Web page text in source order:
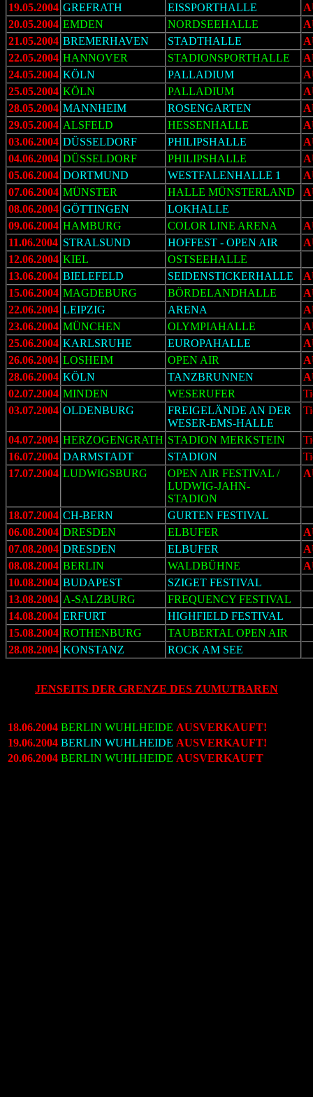
19.05.2004 GREFRATH EISSPORTHALLE
20.05.2004 EMDEN NORDSEEHALLE
21.05.2004 BREMERHAVEN STADTHALLE
22.05.2004 HANNOVER STADIONSPORTHALLE
24.05.2004 KÖLN PALLADIUM
25.05.2004 KÖLN PALLADIUM
28.05.2004 MANNHEIM ROSENGARTEN
29.05.2004 ALSFELD HESSENHALLE
03.06.2004 DÜSSELDORF PHILIPSHALLE
04.06.2004 DÜSSELDORF PHILIPSHALLE
05.06.2004 DORTMUND WESTFALENHALLE 1
07.06.2004 MÜNSTER HALLE MÜNSTERLAND
08.06.2004 GÖTTINGEN
LOKHALLE
09.06.2004 HAMBURG COLOR LINE ARENA
11.06.2004 STRALSUND HOFFEST - OPEN AIR
12.06.2004 KIEL
OSTSEEHALLE
13.06.2004 BIELEFELD SEIDENSTICKERHALLE
15.06.2004 MAGDEBURG BÖRDELANDHALLE
22.06.2004 LEIPZIG ARENA
23.06.2004 MÜNCHEN OLYMPIAHALLE A
25.06.2004 KARLSRUHE EUROPAHALLE A
26.06.2004 LOSHEIM OPEN AIR
28.06.2004 KÖLN TANZBRUNNEN
02.07.2004 MINDEN WESERUFER
03.07.2004 OLDENBURG
FREIGELÄNDE AN DER
WESER-EMS-HALLE
04.07.2004 HERZOGENGRATH STADION MERKSTEIN
16.07.2004 DARMSTADT STADION
17.07.2004 LUDWIGSBURG
OPEN AIR FESTIVAL /
LUDWIG-JAHN-
STADION
A
18.07.2004 CH-BERN
GURTEN FESTIVAL
06.08.2004 DRESDEN ELBUFER A
07.08.2004 DRESDEN ELBUFER A
08.08.2004 BERLIN WALDBÜHNE A
10.08.2004 BUDAPEST
SZIGET FESTIVAL
13.08.2004 A-SALZBURG
FREQUENCY FESTIVAL
14.08.2004 ERFURT
HIGHFIELD FESTIVAL
15.08.2004 ROTHENBURG
TAUBERTAL OPEN AIR
28.08.2004 KONSTANZ ROCK AM SEE
JENSEITS DER GRENZE DES ZUMUTBAREN
18.06.2004 BERLIN WUHLHEIDE AUSVERKAUFT!
19.06.2004 BERLIN WUHLHEIDE AUSVERKAUFT!
20.06.2004 BERLIN WUHLHEIDE AUSVERKAUFT